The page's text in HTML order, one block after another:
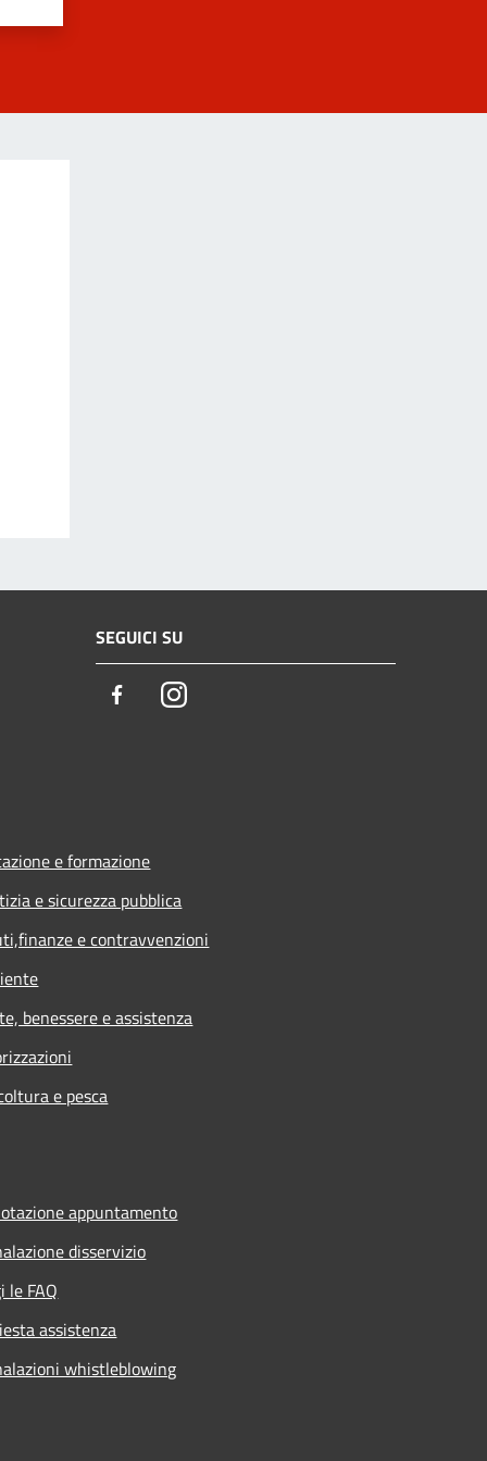
SEGUICI SU
FacebookInstagram
e formazione
e sicurezza pubblica
e contravvenzioni
benessere e assistenza
e pesca
appuntamento
disservizio
le FAQ
assistenza
whistleblowing